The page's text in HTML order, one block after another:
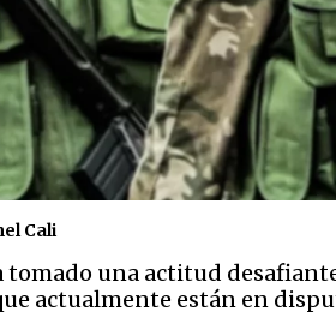
Cali
tomado una actitud
actualmente están en